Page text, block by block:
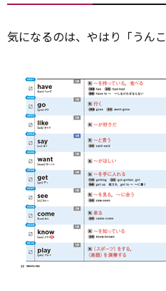
気になるのは、やはり「うんこ